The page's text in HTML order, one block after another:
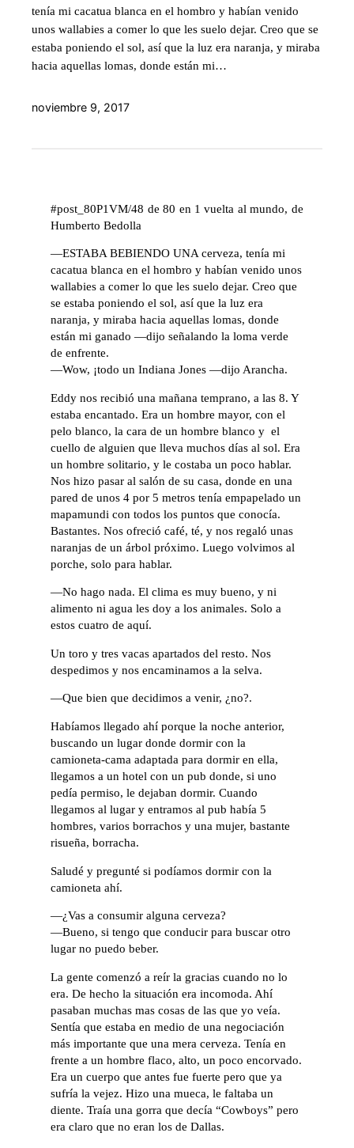
tenía mi cacatua blanca en el hombro y habían venido
unos wallabies a comer lo que les suelo dejar. Creo que se
estaba poniendo el sol, así que la luz era naranja, y miraba
hacia aquellas lomas, donde están mi…
noviembre 9, 2017
#post_80P1VM/48 de 80 en 1 vuelta al mundo, de
Humberto Bedolla
—ESTABA BEBIENDO UNA cerveza, tenía mi
cacatua blanca en el hombro y habían venido unos
wallabies a comer lo que les suelo dejar. Creo que
se estaba poniendo el sol, así que la luz era
naranja, y miraba hacia aquellas lomas, donde
están mi ganado —dijo señalando la loma verde
de enfrente.
—Wow, ¡todo un Indiana Jones —dijo Arancha.
Eddy nos recibió una mañana temprano, a las 8. Y
estaba encantado. Era un hombre mayor, con el
pelo blanco, la cara de un hombre blanco y el
cuello de alguien que lleva muchos días al sol. Era
un hombre solitario, y le costaba un poco hablar.
Nos hizo pasar al salón de su casa, donde en una
pared de unos 4 por 5 metros tenía empapelado un
mapamundi con todos los puntos que conocía.
Bastantes. Nos ofreció café, té, y nos regaló unas
naranjas de un árbol próximo. Luego volvimos al
porche, solo para hablar.
—No hago nada. El clima es muy bueno, y ni
alimento ni agua les doy a los animales. Solo a
estos cuatro de aquí.
Un toro y tres vacas apartados del resto. Nos
despedimos y nos encaminamos a la selva.
—Que bien que decidimos a venir, ¿no?.
Habíamos llegado ahí porque la noche anterior,
buscando un lugar donde dormir con la
camioneta-cama adaptada para dormir en ella,
llegamos a un hotel con un pub donde, si uno
pedía permiso, le dejaban dormir. Cuando
llegamos al lugar y entramos al pub había 5
hombres, varios borrachos y una mujer, bastante
risueña, borracha.
Saludé y pregunté si podíamos dormir con la
camioneta ahí.
—¿Vas a consumir alguna cerveza?
—Bueno, si tengo que conducir para buscar otro
lugar no puedo beber.
La gente comenzó a reír la gracias cuando no lo
era. De hecho la situación era incomoda. Ahí
pasaban muchas mas cosas de las que yo veía.
Sentía que estaba en medio de una negociación
más importante que una mera cerveza. Tenía en
frente a un hombre flaco, alto, un poco encorvado.
Era un cuerpo que antes fue fuerte pero que ya
sufría la vejez. Hizo una mueca, le faltaba un
diente. Traía una gorra que decía “Cowboys” pero
era claro que no eran los de Dallas.